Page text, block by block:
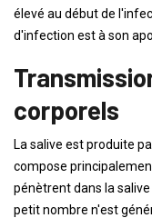
élevé au début de
d'infection est à son
corporels
La salive est produite
compose
pénètrent dans la
petit nombre n'est